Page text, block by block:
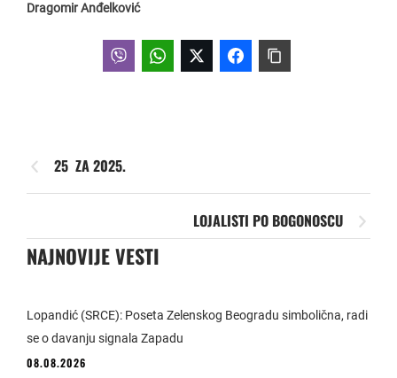
Dragomir Anđelković
25 ZA 2025.
LOJALISTI PO BOGONOSCU
NAJNOVIJE VESTI
Lopandić (SRCE): Poseta Zelenskog Beogradu simbolična, radi
se o davanju signala Zapadu
08.08.2026